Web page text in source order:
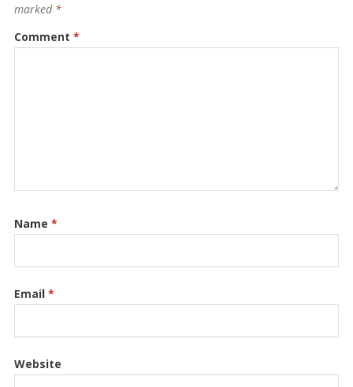
marked *
Comment *
Name *
Email *
Website